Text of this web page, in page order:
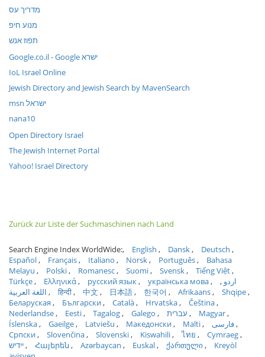
מדריך עס
מנוע חיפ
תפוז אנש
Google.co.il - Google ישרא
IoL Israel Online
Jewish Directory and Jewish Search by MavenSearch
msn ישראל
nana10
Open Directory Israel
The Jewish Internet Portal
Yahoo! Israel Directory
Zurück zur Liste der Suchmaschinen nach Land
Search Engine Index WorldWide: English Dansk
Deutsch
Español
Français Italiano Norsk Português
Bahasa
Melayu
Polski Romanesc Suomi Svensk
Tiếng Việt
Türkçe
Ελληνικά русский язык українська мова
اردو
اللغة العربية
हिन्दी 中文 日本語 한국어 Afrikaans
Shqipe
Беларуская
Български Català Hrvatska
Čeština
Nederlandse
Eesti Tagalog Galego עברית
Magyar
Íslenska
Gaeilge Latviešu Македонски Malti
فارسی
Српски
Slovenčina Slovenski Kiswahili ไทย
Cymraeg
ייִדיש
Հայերեն Azərbaycan Euskal ქართული
Kreyòl